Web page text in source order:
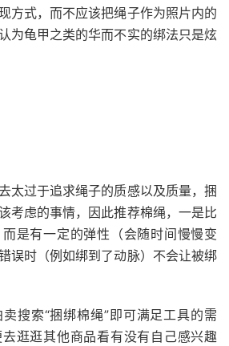
方式，而不应该把绳子作为照片内的
为龟甲之类的华而不实的绑法只是炫
太过于追求绳子的质感以及质量，捆
考虑的事情，因此推荐棉绳，一是比
是有一定的弹性（会随时间慢慢变
误时（例如绑到了动脉）不会让被绑
搜索“捆绑棉绳”即可满足工具的需
逛逛其他商品看有没有自己感兴趣